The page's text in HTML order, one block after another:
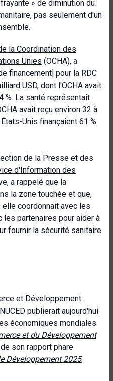
» de diminution du
pas seulement d'un
la Coordination des
Unies (OCHA), a
financement] pour la RDC
USD, dont l'OCHA avait
%. La santé représentait
avait reçu environ 32 à
Unis finançaient 61 %
de la Presse et des
d'Information des
a rappelé que la
la zone touchée et que,
elle coordonnait avec les
partenaires pour aider à
fournir la sécurité sanitaire
et Développement
publierait aujourd'hui
économiques mondiales
et du Développement
son rapport phare
Développement 2025,